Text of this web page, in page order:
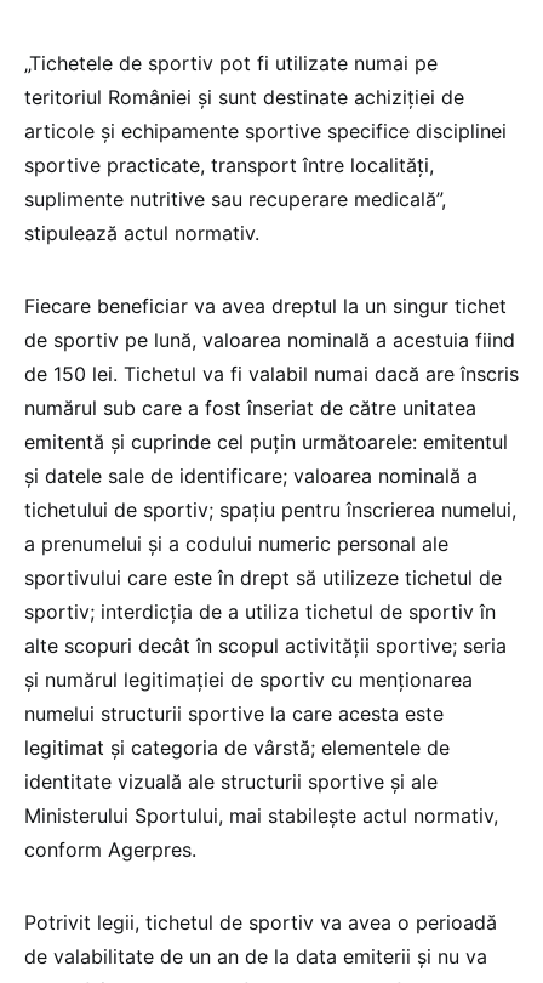
„Tichetele de sportiv pot fi utilizate numai pe
teritoriul României şi sunt destinate achiziţiei de
articole şi echipamente sportive specifice disciplinei
sportive practicate, transport între localităţi,
suplimente nutritive sau recuperare medicală”,
stipulează actul normativ.
Fiecare beneficiar va avea dreptul la un singur tichet
de sportiv pe lună, valoarea nominală a acestuia fiind
de 150 lei. Tichetul va fi valabil numai dacă are înscris
numărul sub care a fost înseriat de către unitatea
emitentă şi cuprinde cel puţin următoarele: emitentul
şi datele sale de identificare; valoarea nominală a
tichetului de sportiv; spaţiu pentru înscrierea numelui,
a prenumelui şi a codului numeric personal ale
sportivului care este în drept să utilizeze tichetul de
sportiv; interdicţia de a utiliza tichetul de sportiv în
alte scopuri decât în scopul activităţii sportive; seria
şi numărul legitimaţiei de sportiv cu menţionarea
numelui structurii sportive la care acesta este
legitimat şi categoria de vârstă; elementele de
identitate vizuală ale structurii sportive şi ale
Ministerului Sportului, mai stabileşte actul normativ,
conform Agerpres.
Potrivit legii, tichetul de sportiv va avea o perioadă
de valabilitate de un an de la data emiterii şi nu va